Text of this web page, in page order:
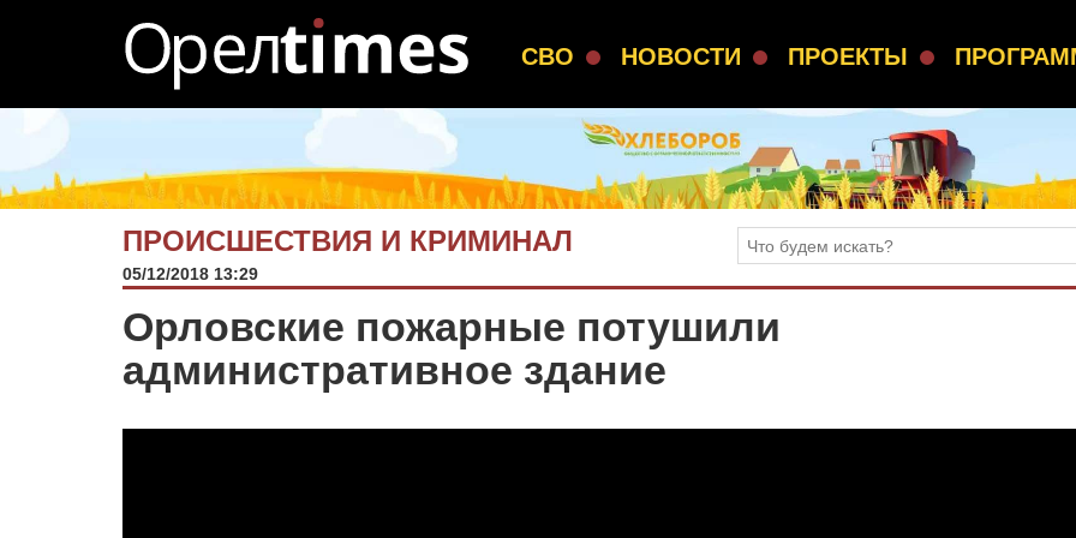
СВО НОВОСТИ ПРОЕКТЫ
ПРОИСШЕСТВИЯ И КРИМИНАЛ
05/12/2018 13:29
Орловские пожарные потушили
административное здание